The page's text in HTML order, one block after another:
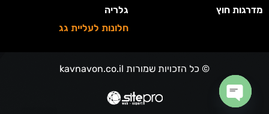
מדרגות חוץ
גלריה
חלונות לעליית גג
© כל הזכויות שמורות kavnavon.co.il